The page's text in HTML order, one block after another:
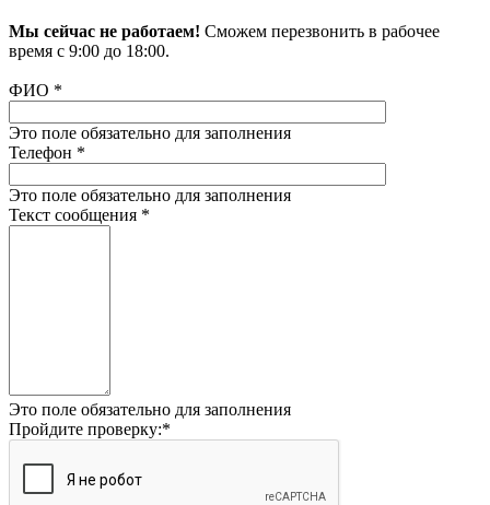
Мы сейчас не работаем! Сможем перезвонить в рабочее
время с 9:00 до 18:00.
ФИО *
Это поле обязательно для заполнения
Телефон *
Это поле обязательно для заполнения
Текст сообщения *
Это поле обязательно для заполнения
Пройдите проверку:*